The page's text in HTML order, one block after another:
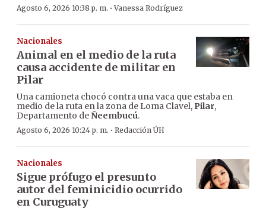
Agosto 6, 2026 10:38 p. m. ·Vanessa Rodríguez
Nacionales
Animal en el medio de la ruta
causa accidente de militar en
Pilar
Una camioneta chocó contra una vaca que estaba en
medio de la ruta en la zona de Loma Clavel, Pilar,
Departamento deÑeembucú.
Agosto 6, 2026 10:24 p. m. · Redacción ÚH
Nacionales
Sigue prófugo el presunto
autor del feminicidio ocurrido
en Curuguaty